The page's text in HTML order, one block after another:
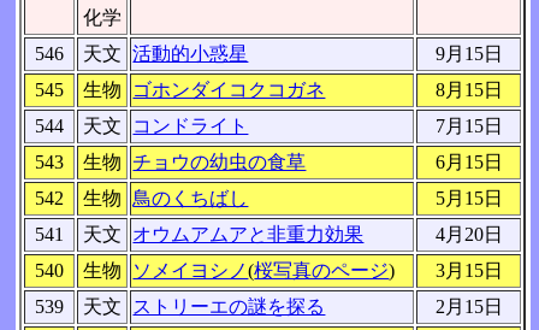
化学
546 天文 活動的小惑星
9月15日
545
生物 ゴホンダイコクコガネ
8月15日
544
天文 コンドライト
7月15日
543
生物 チョウの幼虫の食草
6月15日
542
生物 鳥のくちばし
5月15日
541
天文 オウムアムアと非重力効果
4月20日
540
生物 ソメイヨシノ(桜写真のページ)
3月15日
539
天文 ストリーエの謎を探る
2月15日